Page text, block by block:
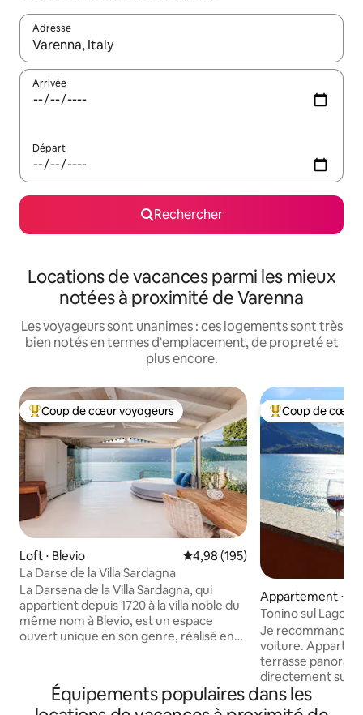
Adresse
Lorsque les résultats s'affichent, utilisez les flèches vers le
Arrivée
Départ
Rechercher
Locations de vacances parmi les mieux
notées à proximité de Varenna
Les voyageurs sont unanimes : ces logements sont très
bien notés en termes d'emplacement, de propreté et
plus encore.
Coups de cœur voyageurs les plus appréciés
Coup de cœur voyageurs
Loft ⋅ Blevio Évaluation moyenne sur la
4,98 (195)
La Darse de la Villa Sardagna
La Darsena de la Villa Sardagna, qui
appartient depuis 1720 à la villa noble du
même nom à Blevio, est un espace
ouvert unique en son genre, réalisé en
caractérisé par les villas historiques de la
Lariane, dont le Grand Hôtel Villa D'Este.
Coups de cœur
Coup de cœur
Appartement ⋅
Tonino sul Lago
climatisation),
Je recommande
voiture.
terrasse
directement sur
permettant
couchers de
Équipements populaires dans les